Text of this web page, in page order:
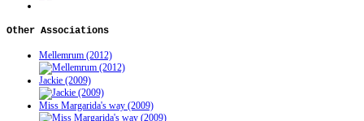
Other Associations
Mellemrum (2012)
Jackie (2009)
Miss Margarida's way (2009)